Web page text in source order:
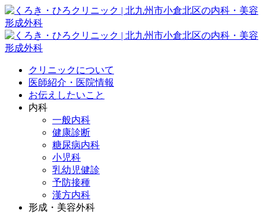
クリニックについて
医師紹介・医院情報
お伝えしたいこと
内科
一般内科
健康診断
糖尿病内科
小児科
乳幼児健診
予防接種
漢方内科
形成・美容外科